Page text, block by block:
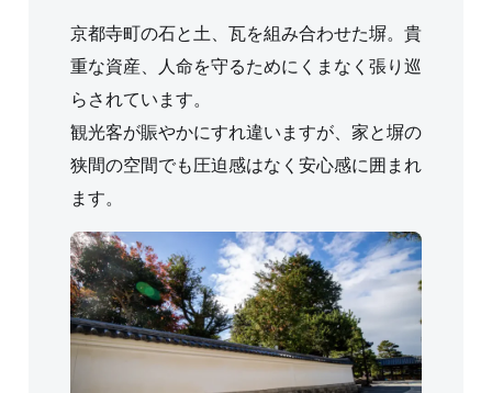
京都寺町の石と土、瓦を組み合わせた塀。貴
重な資産、人命を守るためにくまなく張り巡
らされています。
観光客が賑やかにすれ違いますが、家と塀の
狭間の空間でも圧迫感はなく安心感に囲まれ
ます。